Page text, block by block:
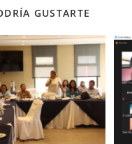
GUSTARTE